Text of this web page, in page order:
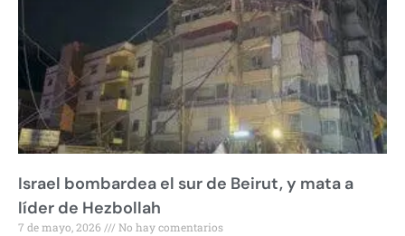
Israel bombardea el sur de Beirut, y mata a
líder de Hezbollah
7 de mayo, 2026 No hay comentarios